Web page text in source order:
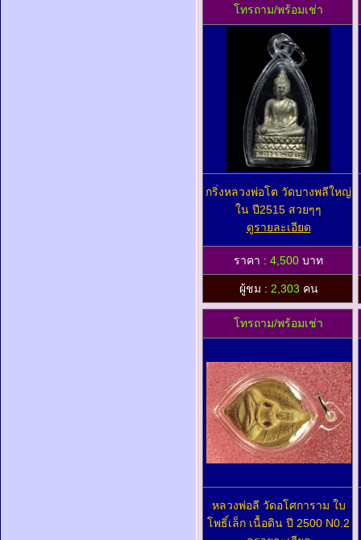
โทรถาม/พร้อมเช่า
กริ่งหลวงพ่อโต วัดบางพลีใหญ่
ใน ปี2515 สวยๆๆ
ดูรายละเอียด
ราคา : 4,500 บาท
ผู้ชม : 2,303 คน
โทรถาม/พร้อมเช่า
หลวงพ่อลี วัดอโศการาม ใบ
โพธิ์เล็ก เนื้อดิน ปี 2500 N0.2